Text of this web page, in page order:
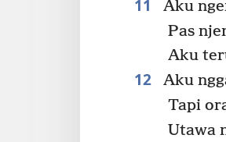
11
Aku
Pas
Aku
12
Aku
Tapi
Utawa